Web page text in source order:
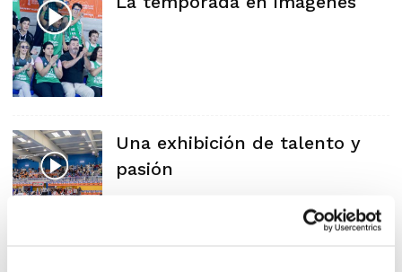
Una exhibición de talento y
pasión